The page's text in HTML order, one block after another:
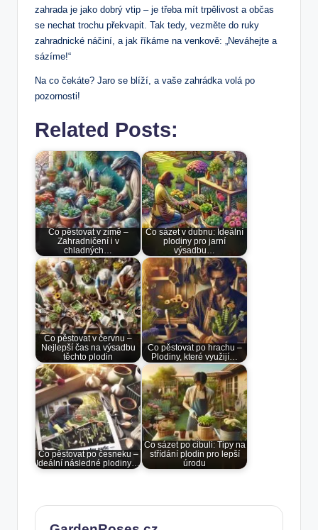
zahrada je jako dobrý vtip – je třeba mít trpělivost a občas
se nechat trochu překvapit. Tak tedy, vezměte do ruky
zahradnické náčiní, a jak říkáme na venkově: „Neváhejte a
sázíme!“
Na co čekáte? Jaro se blíží, a vaše zahrádka volá po
pozornosti!
Related Posts:
Co pěstovat v zimě –
Zahradničení i v
chladných…
Co sázet v dubnu: Ideální
plodiny pro jarní
výsadbu…
Co pěstovat v červnu –
Nejlepší čas na výsadbu
těchto plodin
Co pěstovat po hrachu –
Plodiny, které využijí…
Co pěstovat po česneku –
Ideální následné plodiny…
Co sázet po cibuli: Tipy na
střídání plodin pro lepší
úrodu